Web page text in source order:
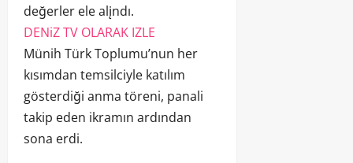
değerler ele alįndı.
DENiZ TV OLARAK IZLE
Münih Türk Toplumu’nun her
kısımdan temsilciyle katılım
gösterdiği anma töreni, panali
takip eden ikramın ardından
sona erdi.